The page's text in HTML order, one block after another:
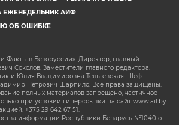
ЕЖЕНЕДЕЛЬНИК АИФ
ОБ ОШИБКЕ
Факты в Белоруссии». Директор, главный
Соколов. Заместители главного редактора:
и Юлия Владимировна Тельтевская. Шеф-
Петрович Шарпило. Все права защищены.
полных материалов запрещено, частичное
при условии гиперссылки на сайт www.aif.by.
+375 29 642 67 51.
информации Республики Беларусь №1040 от